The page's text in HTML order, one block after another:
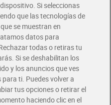
a 100€Si seleccionas
que las tecnologías de
se muestran en
datos para
todas o retiras tu
Si se deshabilitan los
y los anuncios que ves
ti. Puedes volver a
tus opciones o retirar el
haciendo clic en el